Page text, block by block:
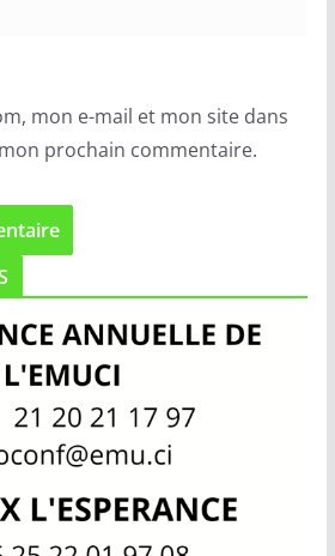
mon e-mail et mon site dans
prochain commentaire.